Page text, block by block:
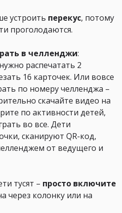
устроить перекус, потому
проголодаются.
в челленджи:
распечатать 2
16 карточек. Или вовсе
по номеру челленджа –
скачайте видео на
по активности детей,
во все. Дети
сканируют QR-код,
от ведущего и
тусят – просто включите
через колонку или на